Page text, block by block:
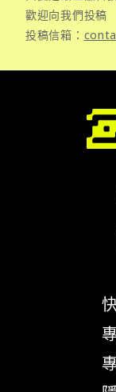
歡迎向我們投稿
投稿信箱：